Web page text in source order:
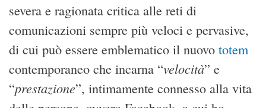
severa e ragionata critica alle reti di
comunicazioni sempre più veloci e pervasive,
di cui può essere emblematico il nuovo totem
contemporaneo che incarna “velocità” e
“prestazione”, intimamente connesso alla vita